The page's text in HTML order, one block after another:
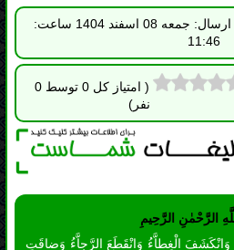
الرَّحْمٰنِ الرَّحِيمِ
وَانْكَشَفَ الْغِطاَّءُ وَانْقَطَعَ الرَّجاَّءُ وَضاقَتِ
وَاِلَيْكَ الْمُشْتَكى وَعَلَيْكَ الْمُعَوَّلُ
مُحَمَّدٍ وَ آلِ مُحَمَّدٍ اُولِى الاْمْرِ الَّذينَ
اَقْرَبُ يا مُحَمَّدُ يا عَلِىُّ يا عَلِىُّ يا مُحَمَّدُ
فَاِنَّكُما ناصِرانِ يا مَوْلانا يا صاحِبَ